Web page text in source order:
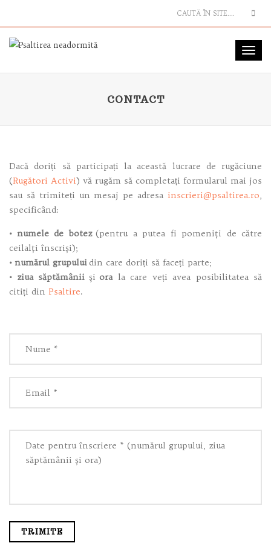
CONTACT
Dacă doriți să participați la această lucrare de rugăciune
(Rugători Activi) vă rugăm să completați formularul mai jos
sau să trimiteți un mesaj pe adresa inscrieri@psaltirea.ro,
specificând:
• numele de botez(pentru a putea fi pomeniţi de către
ceilalţi înscriși);
• numărul grupului din care doriți să faceți parte;
• ziua săptămânii şi orala care veți avea posibilitatea să
citiți din Psaltire.